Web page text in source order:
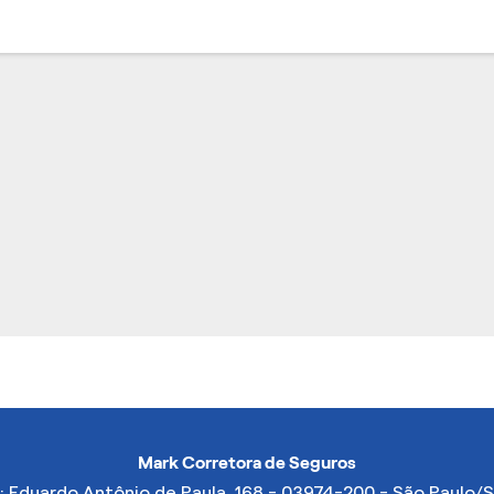
Mark Corretora de Seguros